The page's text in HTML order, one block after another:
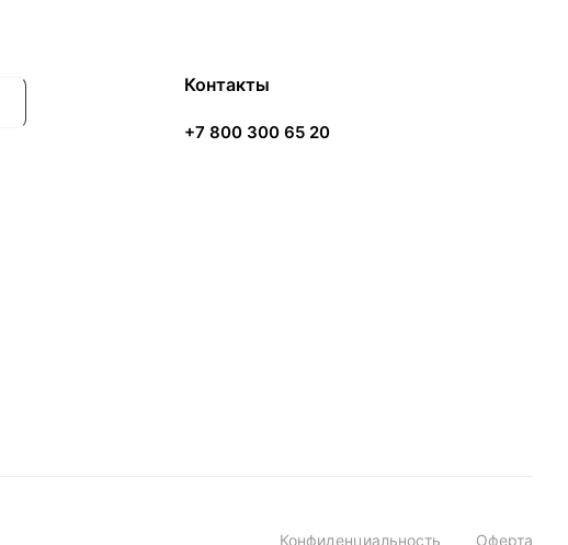
Контакты
+7 800 300 65 20
Конфиденциальность Оферта